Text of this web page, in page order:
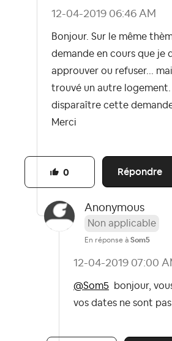
‎12-04-2019 06:46 AM
Bonjour. Sur le même
demande en cours que je
approuver ou refuser...
trouvé un autre
disparaître cette
Merci
Répondre
0
Anonymous
Non applicable
En réponse à Som5
‎12-04-2019 07:00
@Som5 bonjour,
vos dates ne sont